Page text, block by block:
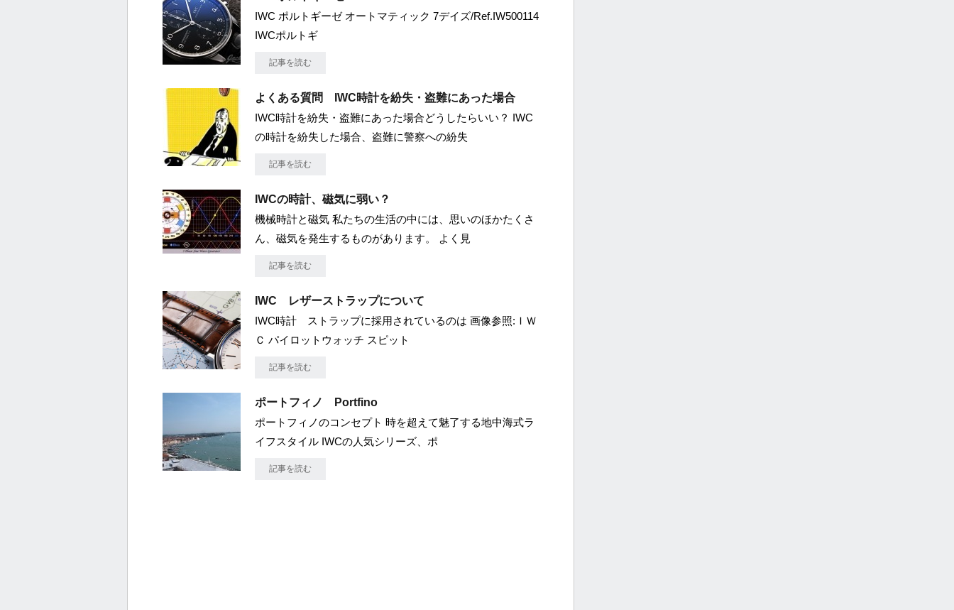
IWC ポルトギーゼ オートマティック 7デイズ/Ref.IW500114
IWCポルトギ
記事を読む
よくある質問 IWC時計を紛失・盗難にあった場合
IWC時計を紛失・盗難にあった場合どうしたらいい？ IWC
の時計を紛失した場合、盗難に警察への紛失
記事を読む
IWCの時計、磁気に弱い？
機械時計と磁気 私たちの生活の中には、思いのほかたくさ
ん、磁気を発生するものがあります。 よく見
記事を読む
IWC レザーストラップについて
IWC時計 ストラップに採用されているのは 画像参照:ＩＷ
Ｃ パイロットウォッチ スピット
記事を読む
ポートフィノ Portfino
ポートフィノのコンセプト 時を超えて魅了する地中海式ラ
イフスタイル IWCの人気シリーズ、ポ
記事を読む